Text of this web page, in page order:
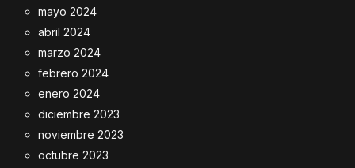
mayo 2024
abril 2024
marzo 2024
febrero 2024
enero 2024
diciembre 2023
noviembre 2023
octubre 2023